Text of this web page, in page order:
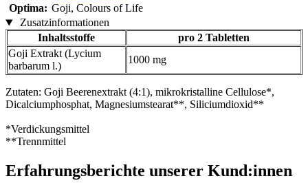
Optima: Goji, Colours of Life
Zusatzinformationen
Inhaltsstoffe
pro 2 Tabletten
Goji Extrakt (Lycium
barbarum l.)
1000 mg
Zutaten: Goji Beerenextrakt (4:1), mikrokristalline Cellulose*,
Dicalciumphosphat, Magnesiumstearat**, Siliciumdioxid**
*Verdickungsmittel
**Trennmittel
Erfahrungsberichte unserer Kund:innen